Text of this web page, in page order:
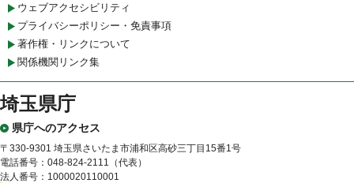
ウェブアクセシビリティ
プライバシーポリシー・免責事項
著作権・リンクについて
関係機関リンク集
埼玉県庁
県庁へのアクセス
〒330-9301 埼玉県さいたま市浦和区高砂三丁目15番1号
電話番号：048-824-2111（代表）
法人番号：1000020110001